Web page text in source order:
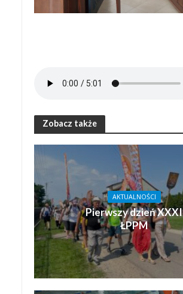
Zobacz także
AKTUALNOŚCI
Pierwszy dzień XXXI
ŁPPM